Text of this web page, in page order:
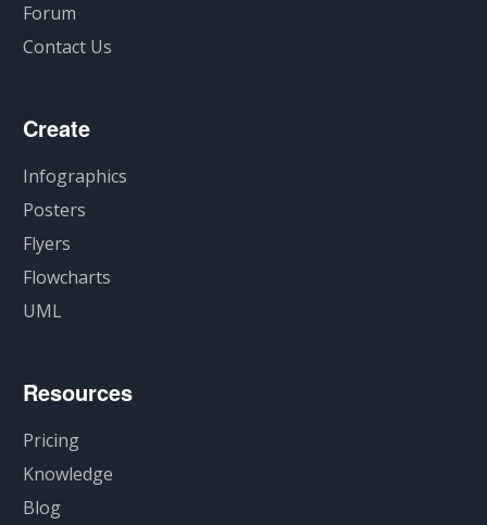
Forum
Contact Us
Create
Infographics
Posters
Flyers
Flowcharts
UML
Resources
Pricing
Knowledge
Blog